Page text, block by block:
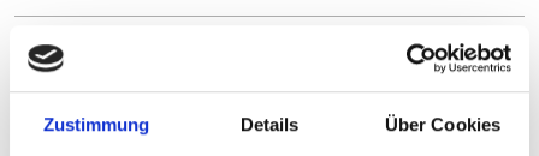
Zustimmung Details Über Cookies
Montage rechts of links
EAN 4006021009073